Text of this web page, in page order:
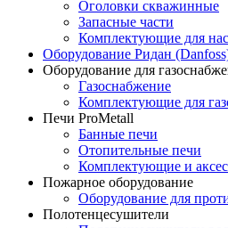
Оголовки скважинные
Запасные части
Комплектующие для
Оборудование Ридан
Оборудование для
Газоснабжение
Комплектующие для
Печи ProMetall
Банные печи
Отопительные печи
Комплектующие и
Пожарное оборудование
Оборудование для
Полотенцесушители